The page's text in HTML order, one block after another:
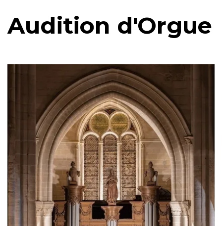
Audition d'Orgue